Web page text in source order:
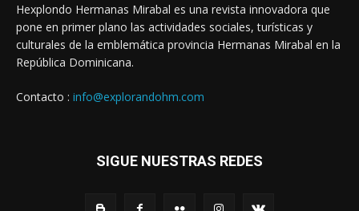
Hexplondo Hermanas Mirabal es una revista innovadora que
pone en primer plano las actividades sociales, turísticas y
culturales de la emblemática provincia Hermanas Mirabal en la
República Dominicana.
Contacto : info@explorandohm.com
SIGUE NUESTRAS REDES